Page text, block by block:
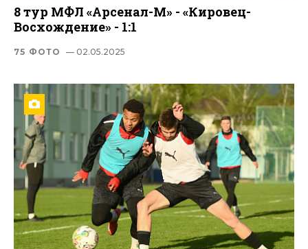
8 тур МФЛ «Арсенал-М» - «Кировец-
Восхождение» - 1:1
75 ФОТО — 02.05.2025